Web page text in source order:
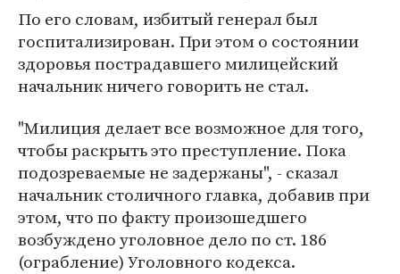
По его словам, избитый генерал был
госпитализирован. При этом о состоянии
здоровья пострадавшего милицейский
начальник ничего говорить не стал.
"Милиция делает все возможное для того,
чтобы раскрыть это преступление. Пока
подозреваемые не задержаны", - сказал
начальник столичного главка, добавив при
этом, что по факту произошедшего
возбуждено уголовное дело по ст. 186
(ограбление) Уголовного кодекса.